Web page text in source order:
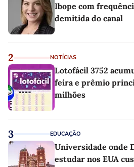
Ibope com
demitida do canal
2 NOTÍCIAS
Lotofácil 3752
feira e prêmio
milhões
3 EDUCAÇÃO
Universidade onde
estudar nos EUA